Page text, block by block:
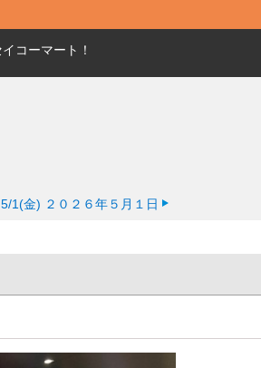
コーマート！
5/1(金) ２０２６年５月１日